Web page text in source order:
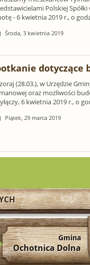
Polskiej
- 6 kwietnia 2019 r., o
Środa, 3 kwietnia 2019
dotyczące
(28.03.), w Urzędzie
oraz możliwości
6 kwietnia 2019 r., o
Piątek, 29 marca 2019
Gmina
Ochotnica Dolna